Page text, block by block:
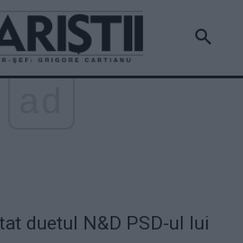
duetul N&D PSD-ul lui